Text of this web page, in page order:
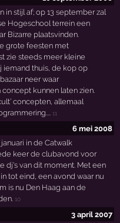
in stijl af; op 13 september zal
Hogeschool terrein een
Bizarre plaatsvinden.
grote feesten met
zie steeds meer kleine
iemand thuis, de kop op
neer waar
kunnen laten zien.
concepten, allemaal
11
6 mei 2008
in de Catwalk
keer de clubavond voor
dj's van dit moment. Met een
tot eind, een avond waar nu
is nu Den Haag aan de
10
3 april 2007